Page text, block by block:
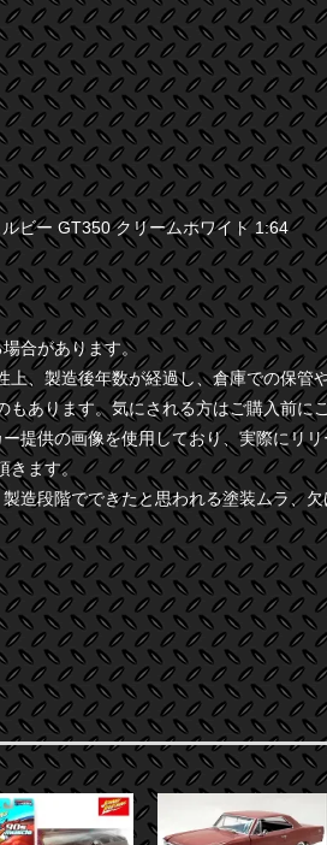
ビー GT350 クリームホワイト 1:64
合があります。
上、製造後年数が経過し、倉庫での保管
もあります。気にされる方はご購入前に
提供の画像を使用しており、実際にリ
きます。
造段階でできたと思われる塗装ムラ、